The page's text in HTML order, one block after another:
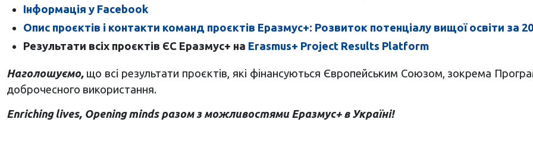
Інформація у Facebook
Опис проєктів і контакти команд проєктів Еразмус+: Розвиток потенціалу вищої освіти за
Результати всіх проєктів ЄС Еразмус+ на Erasmus+ Project Results Platform
Наголошуємо,що всі результати проєктів, які фінансуються Європейським Союзом, зокрема
доброчесного використання.
Enriching lives, Opening minds разом з можливостями Еразмус+ в Україні!